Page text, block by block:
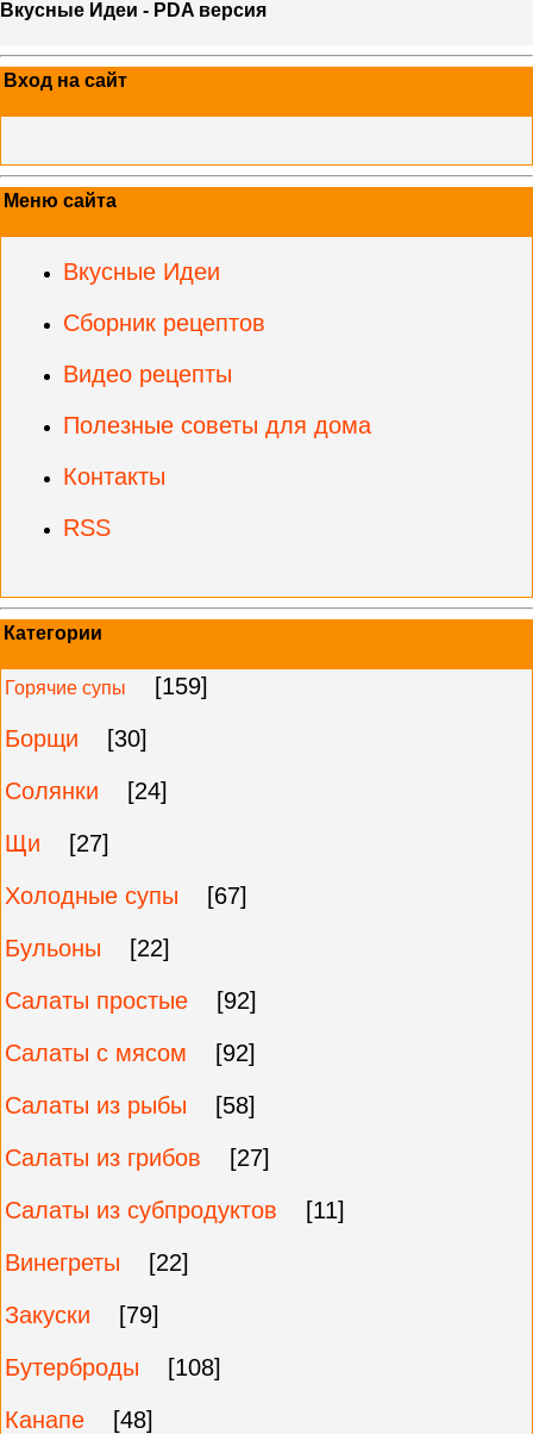
Вкусные Идеи - PDA версия
Вход на сайт
Меню сайта
Вкусные Идеи
Сборник рецептов
Видео рецепты
Полезные советы для дома
Контакты
RSS
Категории
Горячие супы
[159]
Борщи
[30]
Солянки
[24]
Щи
[27]
Холодные супы
[67]
Бульоны
[22]
Салаты простые
[92]
Салаты с мясом
[92]
Салаты из рыбы
[58]
Салаты из грибов
[27]
Салаты из субпродуктов
[11]
Винегреты
[22]
Закуски
[79]
Бутерброды
[108]
Канапе
[48]